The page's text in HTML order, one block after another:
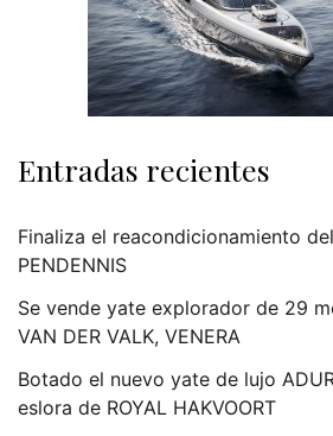
Entradas recientes
Finaliza el reacondicionamiento
PENDENNIS
Se vende yate explorador de 29
VAN DER VALK, VENERA
Botado el nuevo yate de lujo
eslora de ROYAL HAKVOORT